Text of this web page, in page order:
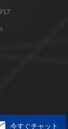
今すぐチャット